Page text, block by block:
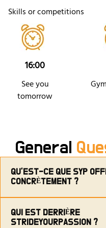
Skills or competitions
16:00
See you
tomorrow
General
QU’EST-CE QUE SYP
CONCRÈTEMENT ?
StrideYourPassion
écosystème complet pour
QUI EST DERRIÈRE
STRIDEYOURPASSION ?